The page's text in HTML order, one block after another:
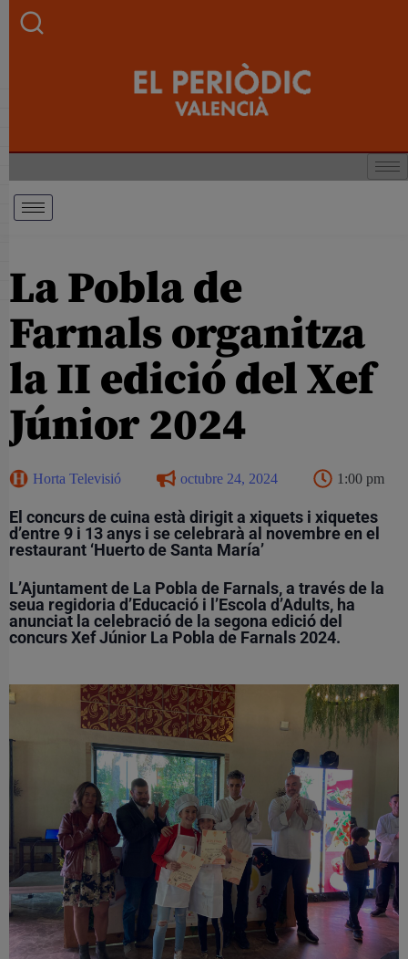
La Pobla de
Farnals organitza
la II edició del Xef
Júnior 2024
Horta Televisió octubre 24, 2024 1:00 pm
El concurs de cuina està dirigit a xiquets i xiquetes
d’entre 9 i 13 anys i se celebrarà al novembre en el
restaurant ‘Huerto de Santa María’
L’Ajuntament de La Pobla de Farnals, a través de la
seua regidoria d’Educació i l’Escola d’Adults, ha
anunciat la celebració de la segona edició del
concurs Xef Júnior La Pobla de Farnals 2024.